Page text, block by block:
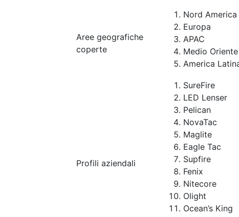
Aree geografiche
coperte
Nord America
Europa
APAC
Medio
America
Profili aziendali
SureFire
LED Lenser
Pelican
NovaTac
Maglite
Eagle Tac
Supfire
Fenix
Nitecore
Olight
Ocean’s King